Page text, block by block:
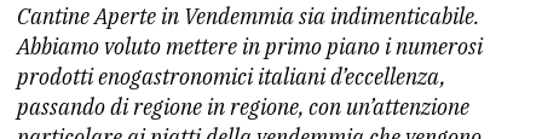
Cantine Aperte in Vendemmia sia indimenticabile.
Abbiamo voluto mettere in primo piano i numerosi
prodotti enogastronomici italiani d’eccellenza,
passando di regione in regione, con un’attenzione